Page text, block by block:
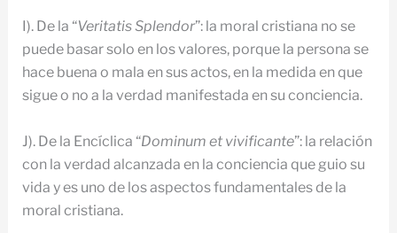
I). De la “Veritatis Splendor”: la moral cristiana no se
puede basar solo en los valores, porque la persona se
hace buena o mala en sus actos, en la medida en que
sigue o no a la verdad manifestada en su conciencia.
J). De la Encíclica “Dominum et vivificante”: la relación
con la verdad alcanzada en la conciencia que guio su
vida y es uno de los aspectos fundamentales de la
moral cristiana.